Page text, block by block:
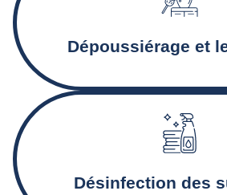
Dépoussiérage et
Nettoyage des murs, plinthes, et autres
Désinfection des
Désinfection des sanitaires et nettoyage